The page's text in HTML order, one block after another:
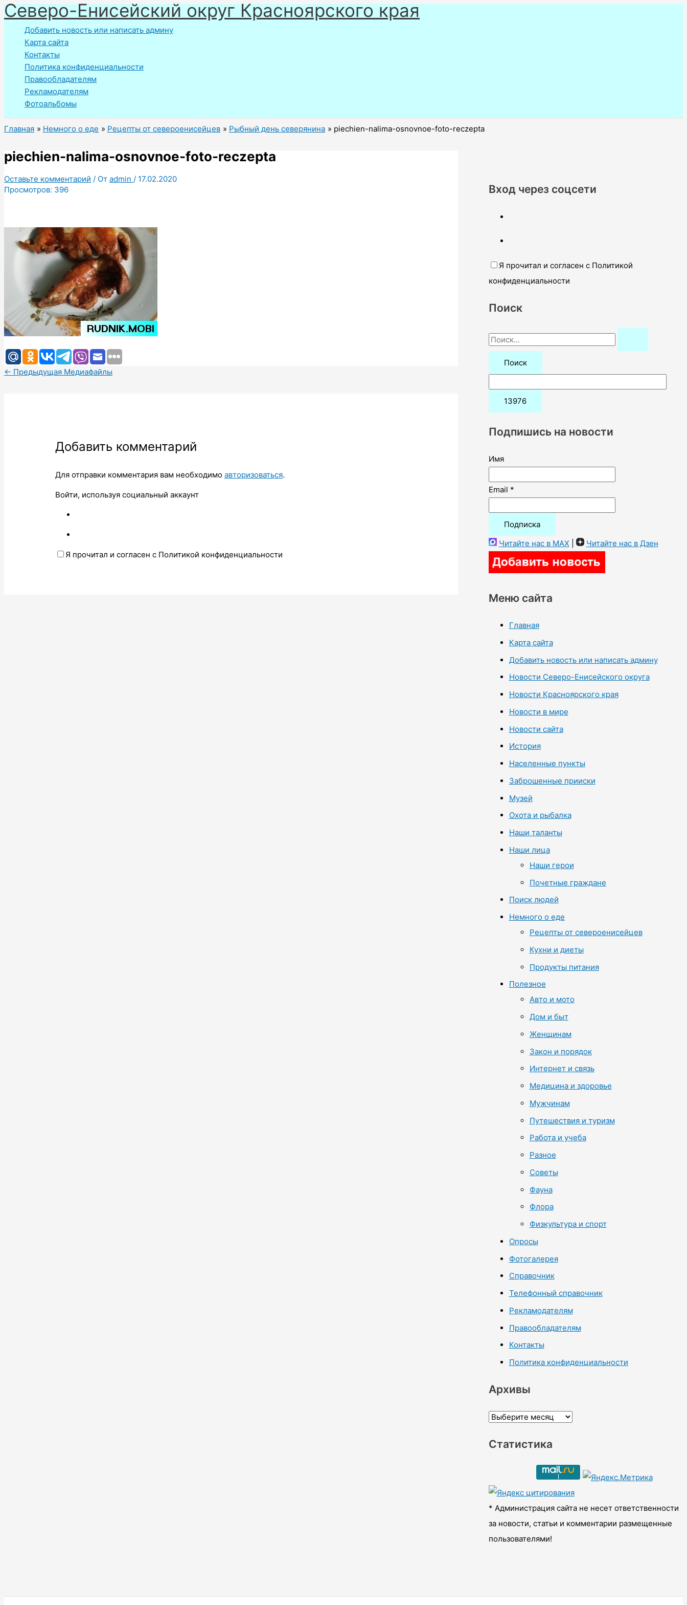
Перейти
к
содержимому
Северо-Енисейский округ Красноярского края
Добавить новость или написать админу
Карта сайта
Контакты
Политика конфиденциальности
Правообладателям
Рекламодателям
Фотоальбомы
Главная Немного о еде Рецепты от североенисейцев Рыбный день северянина piechien-nalima-osnovnoe-foto-reczepta
piechien-nalima-osnovnoe-foto-reczepta
Оставьте комментарий / От admin / 17.02.2020
Просмотров: 396
← Предыдущая Медиафайлы
Добавить комментарий
Для отправки комментария вам необходимоавторизоваться.
Войти, используя социальный аккаунт
Я прочитал и согласен с Политикой конфиденциальности
Вход через соцсети
Я прочитал и согласен с Политикой
конфиденциальности
Поиск
П
о
:
Подпишись на новости
Имя
Email *
Читайте нас в MAX Читайте нас в Дзен
Меню сайта
Главная
Карта сайта
Добавить новость или написать админу
Новости Северо-Енисейского округа
Новости Красноярского края
Новости в мире
Новости сайта
История
Населенные пункты
Заброшенные прииски
Музей
Охота и рыбалка
Наши таланты
Наши лица
Наши герои
Почетные граждане
Поиск людей
Немного о еде
Рецепты от североенисейцев
Кухни и диеты
Продукты питания
Полезное
Авто и мото
Дом и быт
Женщинам
Закон и порядок
Интернет и связь
Медицина и здоровье
Мужчинам
Путешествия и туризм
Работа и учеба
Разное
Советы
Фауна
Флора
Физкультура и спорт
Опросы
Фотогалерея
Справочник
Телефонный справочник
Рекламодателям
Правообладателям
Контакты
Политика конфиденциальности
Архивы
А
х
ы
Статистика
* Администрация сайта не несет ответственности
за новости, статьи и комментарии размещенные
пользователями!